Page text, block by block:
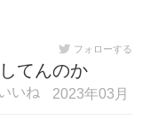
フォローする
てんのか
いね
2023年03月